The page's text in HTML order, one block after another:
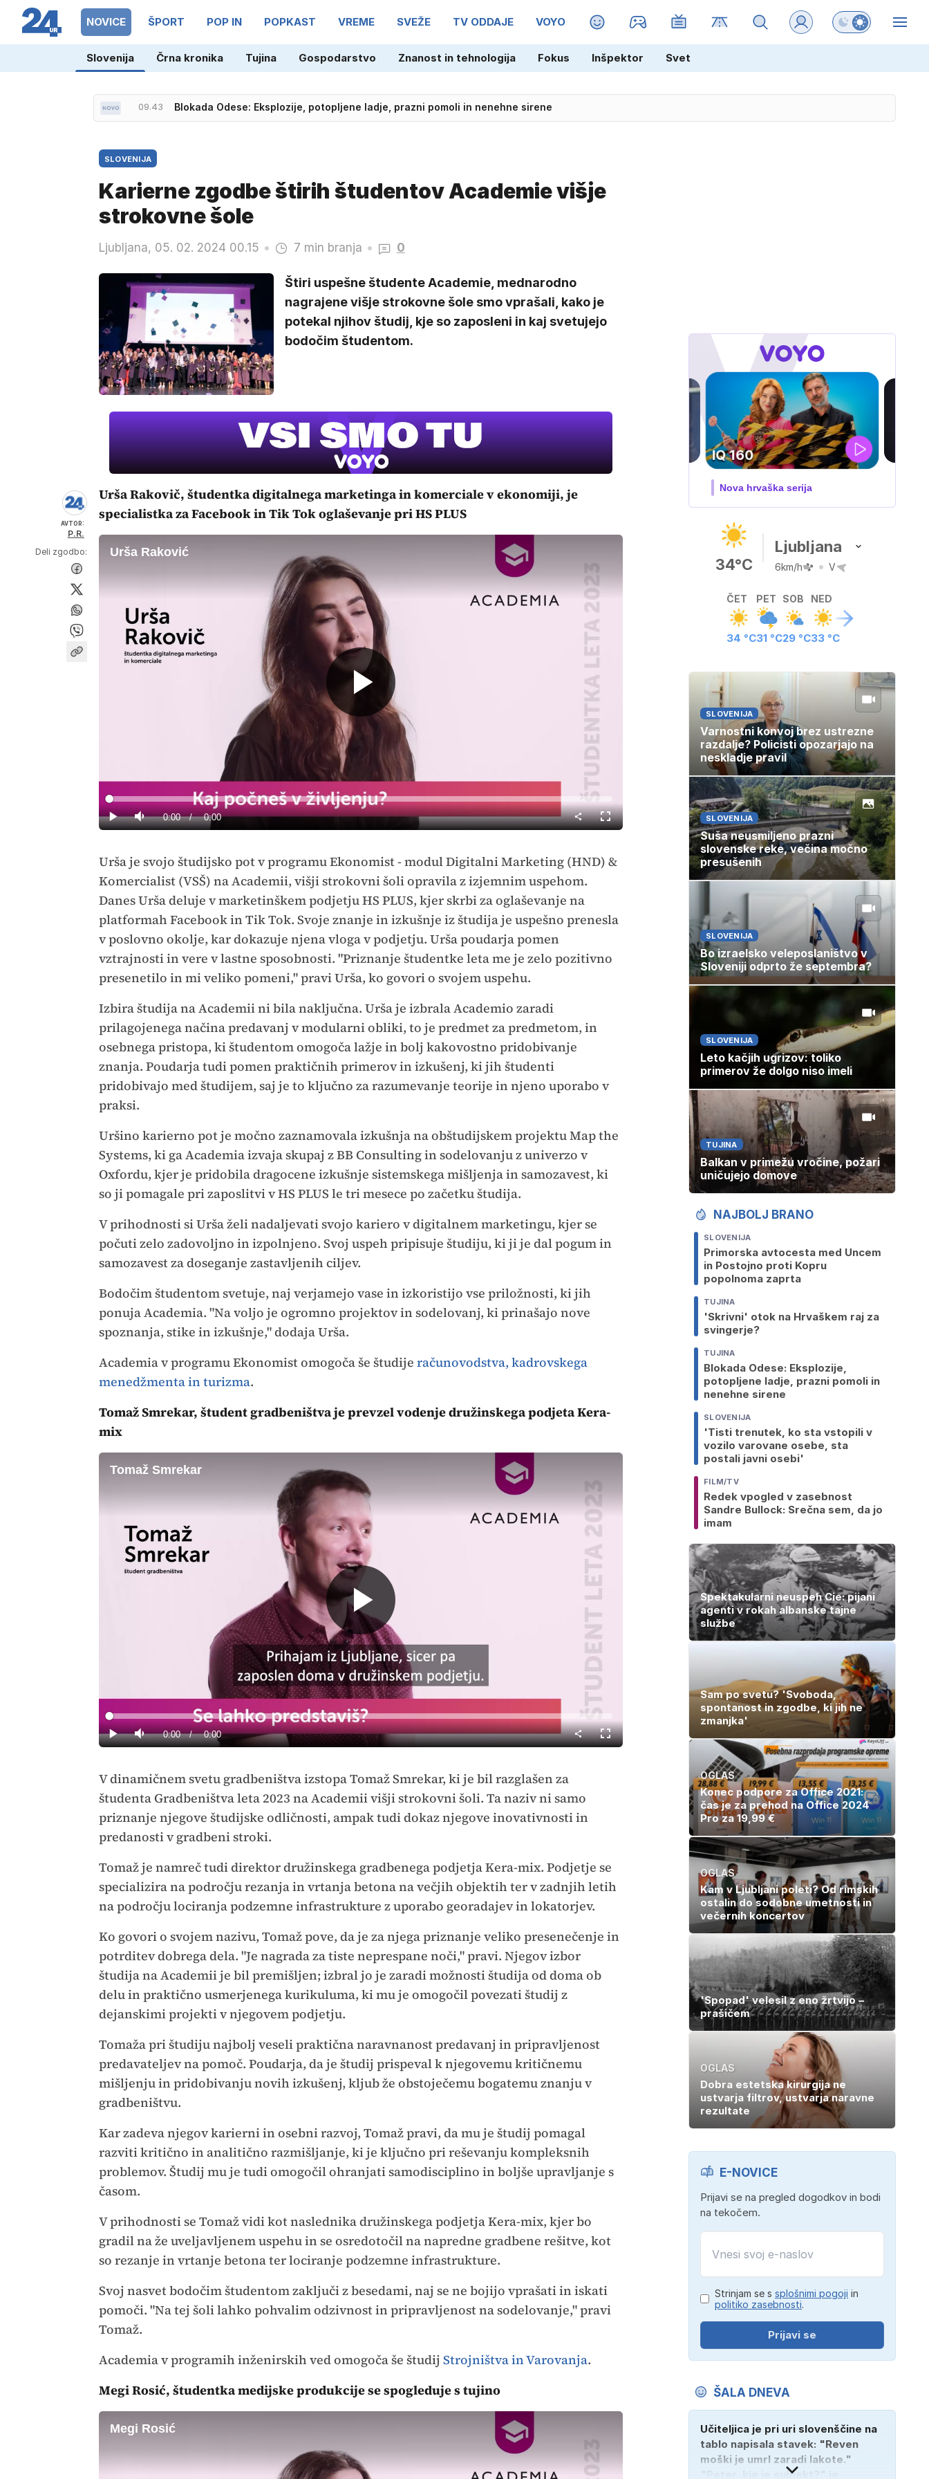
NOVICE ŠPORT POP IN POPKAST VREME SVEŽE TV ODDAJE VOYO MAGAZIN Preklopi barvni
Slovenija Črna kronika Tujina Gospodarstvo Znanost in tehnologija Fokus Inšpektor Svet
10.11 Messi je nazaj: čista 'desetka' argentinskega genija v pokalu
SLOVENIJA
Karierne zgodbe štirih študentov Academie višje
strokovne šole
Ljubljana, 05. 02. 2024 00.15 7 min branja 0
Štiri uspešne študente Academie, mednarodno
nagrajene višje strokovne šole smo vprašali, kako je
potekal njihov študij, kje so zaposleni in kaj svetujejo
bodočim študentom.
AVTOR:
P.R.
Deli zgodbo:
Urša Rakovič, študentka digitalnega marketinga in komerciale v ekonomiji, je
specialistka za Facebook in Tik Tok oglaševanje pri HS PLUS
Urša Raković
Predvajaj
Predvajaj
Tiho Current
0:00 / Duration
0:00
Loaded:
0%
Celozaslonski
način
Urša je svojo študijsko pot v programu Ekonomist - modul Digitalni Marketing (HND) &
Komercialist (VSŠ) na Academii, višji strokovni šoli opravila z izjemnim uspehom.
Danes Urša deluje v marketinškem podjetju HS PLUS, kjer skrbi za oglaševanje na
platformah Facebook in Tik Tok. Svoje znanje in izkušnje iz študija je uspešno prenesla
v poslovno okolje, kar dokazuje njena vloga v podjetju. Urša poudarja pomen
vztrajnosti in vere v lastne sposobnosti. "Priznanje študentke leta me je zelo pozitivno
presenetilo in mi veliko pomeni," pravi Urša, ko govori o svojem uspehu.
Izbira študija na Academii ni bila naključna. Urša je izbrala Academio zaradi
prilagojenega načina predavanj v modularni obliki, to je predmet za predmetom, in
osebnega pristopa, ki študentom omogoča lažje in bolj kakovostno pridobivanje
znanja. Poudarja tudi pomen praktičnih primerov in izkušenj, ki jih študenti
pridobivajo med študijem, saj je to ključno za razumevanje teorije in njeno uporabo v
praksi.
Uršino karierno pot je močno zaznamovala izkušnja na obštudijskem projektu Map the
Systems, ki ga Academia izvaja skupaj z BB Consulting in sodelovanju z univerzo v
Oxfordu, kjer je pridobila dragocene izkušnje sistemskega mišljenja in samozavest, ki
so ji pomagale pri zaposlitvi v HS PLUS le tri mesece po začetku študija.
V prihodnosti si Urša želi nadaljevati svojo kariero v digitalnem marketingu, kjer se
počuti zelo zadovoljno in izpolnjeno. Svoj uspeh pripisuje študiju, ki ji je dal pogum in
samozavest za doseganje zastavljenih ciljev.
Bodočim študentom svetuje, naj verjamejo vase in izkoristijo vse priložnosti, ki jih
ponuja Academia. "Na voljo je ogromno projektov in sodelovanj, ki prinašajo nove
spoznanja, stike in izkušnje," dodaja Urša.
Academia v programu Ekonomist omogoča še študije računovodstva, kadrovskega
menedžmenta in turizma.
Tomaž Smrekar, študent gradbeništva je prevzel vodenje družinskega podjeta Kera-
mix
Tomaž Smrekar
Predvajaj
Predvajaj
Tiho Current
0:00 / Duration
0:00
Loaded:
0%
Celozaslonski
način
V dinamičnem svetu gradbeništva izstopa Tomaž Smrekar, ki je bil razglašen za
študenta Gradbeništva leta 2023 na Academii višji strokovni šoli. Ta naziv ni samo
priznanje njegove študijske odličnosti, ampak tudi dokaz njegove inovativnosti in
predanosti v gradbeni stroki.
Tomaž je namreč tudi direktor družinskega gradbenega podjetja Kera-mix. Podjetje se
specializira na področju rezanja in vrtanja betona na večjih objektih ter v zadnjih letih
na področju lociranja podzemne infrastrukture z uporabo georadajev in lokatorjev.
Ko govori o svojem nazivu, Tomaž pove, da je za njega priznanje veliko presenečenje in
potrditev dobrega dela. "Je nagrada za tiste neprespane noči," pravi. Njegov izbor
študija na Academii je bil premišljen; izbral jo je zaradi možnosti študija od doma ob
delu in praktično usmerjenega kurikuluma, ki mu je omogočil povezati študij z
dejanskimi projekti v njegovem podjetju.
Tomaža pri študiju najbolj veseli praktična naravnanost predavanj in pripravljenost
predavateljev na pomoč. Poudarja, da je študij prispeval k njegovemu kritičnemu
mišljenju in pridobivanju novih izkušenj, kljub že obstoječemu bogatemu znanju v
gradbeništvu.
Kar zadeva njegov karierni in osebni razvoj, Tomaž pravi, da mu je študij pomagal
razviti kritično in analitično razmišljanje, ki je ključno pri reševanju kompleksnih
problemov. Študij mu je tudi omogočil ohranjati samodisciplino in boljše upravljanje s
časom.
V prihodnosti se Tomaž vidi kot naslednika družinskega podjetja Kera-mix, kjer bo
gradil na že uveljavljenem uspehu in se osredotočil na napredne gradbene rešitve, kot
so rezanje in vrtanje betona ter lociranje podzemne infrastrukture.
Svoj nasvet bodočim študentom zaključi z besedami, naj se ne bojijo vprašati in iskati
pomoči. "Na tej šoli lahko pohvalim odzivnost in pripravljenost na sodelovanje," pravi
Tomaž.
Academia v programih inženirskih ved omogoča še študij Strojništva in Varovanja.
Megi Rosić, študentka medijske produkcije se spogleduje s tujino
Megi Rosić
IQ 160
Nova hrvaška serija
34°C
Ljubljana
6km/h V
ČET
34 °C
PET
31 °C
SOB
29 °C
NED
33 °C
SLOVENIJA
Varnostni konvoj brez ustrezne
razdalje? Policisti opozarjajo na
neskladje pravil
SLOVENIJA
Suša neusmiljeno prazni
slovenske reke, večina močno
presušenih
SLOVENIJA
Bo izraelsko veleposlaništvo v
Sloveniji odprto že septembra?
SLOVENIJA
Leto kačjih ugrizov: toliko
primerov že dolgo niso imeli
TUJINA
Balkan v primežu vročine, požari
uničujejo domove
NAJBOLJ BRANO
SLOVENIJA
Primorska avtocesta med Uncem
in Postojno proti Kopru
popolnoma zaprta
TUJINA
'Skrivni' otok na Hrvaškem raj za
svingerje?
TUJINA
Blokada Odese: Eksplozije,
potopljene ladje, prazni pomoli in
nenehne sirene
SLOVENIJA
'Tisti trenutek, ko sta vstopili v
vozilo varovane osebe, sta
postali javni osebi'
FILM/TV
Redek vpogled v zasebnost
Sandre Bullock: Srečna sem, da jo
imam
Spektakularni neuspeh Cie: pijani
agenti v rokah albanske tajne
službe
Sam po svetu? 'Svoboda,
spontanost in zgodbe, ki jih ne
zmanjka'
OGLAS
Konec podpore za Office 2021:
čas je za prehod na Office 2024
Pro za 19,99 €
OGLAS
Kam v Ljubljani poleti? Od rimskih
ostalin do sodobne umetnosti in
večernih koncertov
'Spopad' velesil z eno žrtvijo –
prašičem
OGLAS
Dobra estetska kirurgija ne
ustvarja filtrov, ustvarja naravne
rezultate
E-NOVICE
Prijavi se na pregled dogodkov in bodi
na tekočem.
Strinjam se s splošnimi pogoji in
politiko zasebnosti.
Prijavi se
ŠALA DNEVA
Učiteljica je pri uri slovenščine na
tablo napisala stavek: "Reven
moški je umrl zaradi lakote."
"Peter, kje je subjekt?" je